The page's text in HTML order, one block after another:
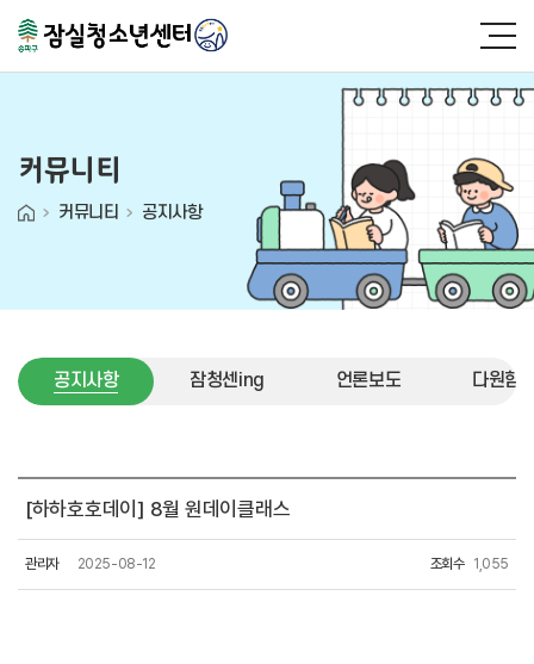
커뮤니티
커뮤니티 공지사항
공지사항 잠청센ing 언론보도 다원함
[하하호호데이] 8월 원데이클래스
관리자 2025-08-12 조회수 1,055